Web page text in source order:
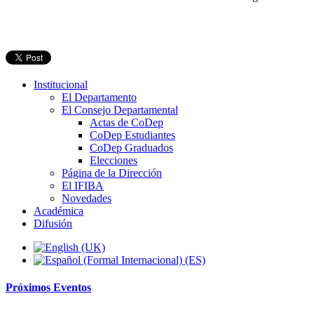
Institucional
El Departamento
El Consejo Departamental
Actas de CoDep
CoDep Estudiantes
CoDep Graduados
Elecciones
Página de la Dirección
El IFIBA
Novedades
Académica
Difusión
Próximos Eventos